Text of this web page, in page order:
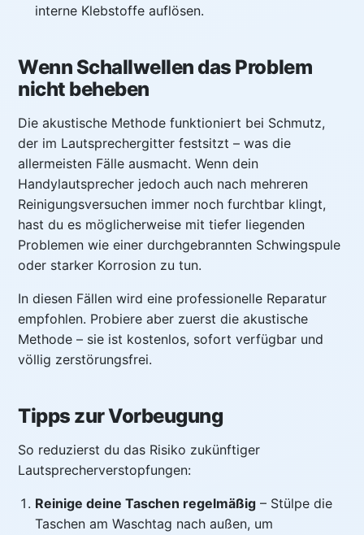
interne Klebstoffe auflösen.
Wenn Schallwellen das Problem
nicht beheben
Die akustische Methode funktioniert bei Schmutz,
der im Lautsprechergitter festsitzt – was die
allermeisten Fälle ausmacht. Wenn dein
Handylautsprecher jedoch auch nach mehreren
Reinigungsversuchen immer noch furchtbar klingt,
hast du es möglicherweise mit tiefer liegenden
Problemen wie einer durchgebrannten Schwingspule
oder starker Korrosion zu tun.
In diesen Fällen wird eine professionelle Reparatur
empfohlen. Probiere aber zuerst die akustische
Methode – sie ist kostenlos, sofort verfügbar und
völlig zerstörungsfrei.
Tipps zur Vorbeugung
So reduzierst du das Risiko zukünftiger
Lautsprecherverstopfungen:
Reinige deine Taschen regelmäßig– Stülpe die
Taschen am Waschtag nach außen, um